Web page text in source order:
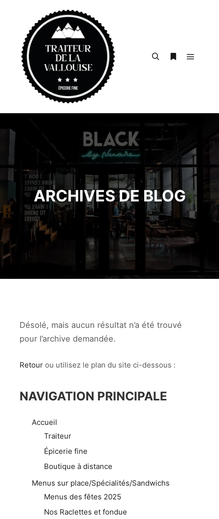
ARCHIVES DE BLOG
Désolé, mais aucun résultat n’a été trouvé
pour l’archive demandée.
Retour ou utilisez le plan du site ci-dessous :
NAVIGATION PRINCIPALE
Accueil
Traiteur
Épicerie fine
Boutique à distance
Menus sur place/Spécialités/Sandwichs
Menus des fêtes 2025
Nos Raclettes et fondue